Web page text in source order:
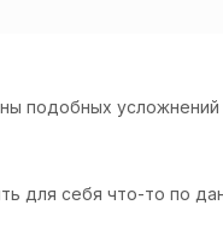
подобных
для себя что-то по